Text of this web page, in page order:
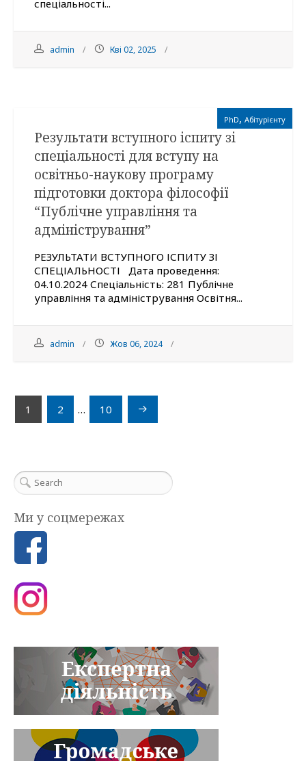
спеціальності...
admin Кві 02, 2025
PhD, Абітурієнту
Результати вступного іспиту зі
спеціальності для вступу на
освітньо-наукову програму
підготовки доктора філософії
“Публічне управління та
адміністрування”
РЕЗУЛЬТАТИ ВСТУПНОГО ІСПИТУ ЗІ
СПЕЦІАЛЬНОСТІ Дата проведення:
04.10.2024 Спеціальність: 281 Публічне
управління та адміністрування Освітня...
admin Жов 06, 2024
Навігація
записів
1 2 … 10
Ми у соцмережах